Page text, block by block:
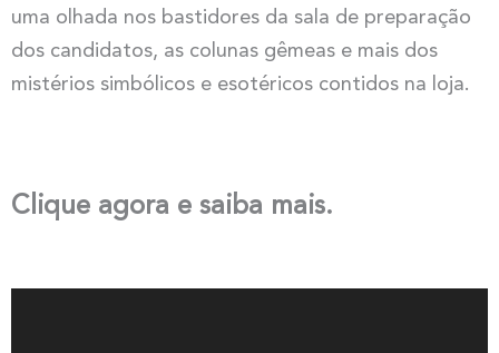
uma olhada nos bastidores da sala de preparação
dos candidatos, as colunas gêmeas e mais dos
mistérios simbólicos e esotéricos contidos na loja.
Clique agora e saiba mais.